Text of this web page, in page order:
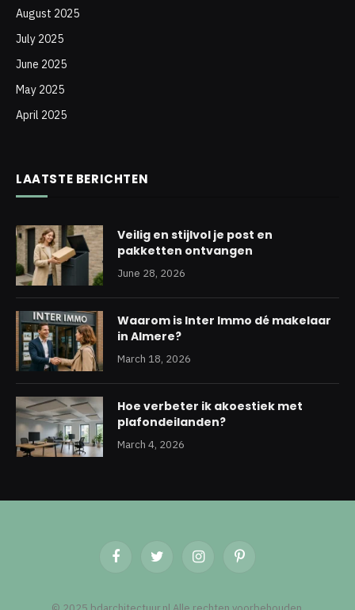
August 2025
July 2025
June 2025
May 2025
April 2025
LAATSTE BERICHTEN
Veilig en stijlvol je post en
pakketten ontvangen
June 28, 2026
Waarom is Inter Immo dé makelaar
in Almere?
March 18, 2026
Hoe verbeter ik akoestiek met
plafondeilanden?
March 4, 2026
FacebookTwitter InstagramPinterest